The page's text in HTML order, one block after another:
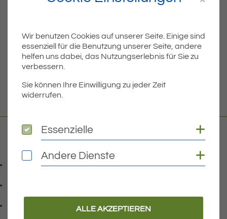
Dateigröße 4.36 MB
DOWNLOAD
07541 9708-0
Telefonnummer: 0 7 5 4 1 9 7 0 8 0
info@eriskirch.de
E-Mail Adresse: info@eriskirch.de
Wir benutzen Cookies auf unserer Seite. Einige sind
essenziell für die Benutzung unserer Seite, andere
helfen uns dabei, das Nutzungserlebnis für Sie zu
verbessern.
Sie können Ihre Einwilligung zu jeder Zeit
widerrufen.
Essenzielle
Essenzielle
Andere Dienste
Andere Dienste
ALLE AKZEPTIEREN